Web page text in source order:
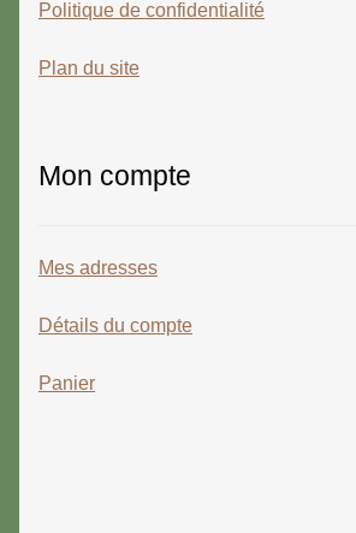
Politique de confidentialité
Plan du site
Mon compte
Mes adresses
Détails du compte
Panier